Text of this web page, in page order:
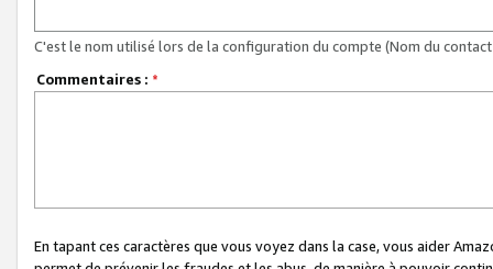
C'est le nom utilisé lors de la configuration du compte (Nom du
Commentaires : *
En tapant ces caractères que vous voyez dans la case, vous aider